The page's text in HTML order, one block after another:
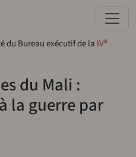
du Bureau exécutif de la IVe
du Mali :
la guerre par